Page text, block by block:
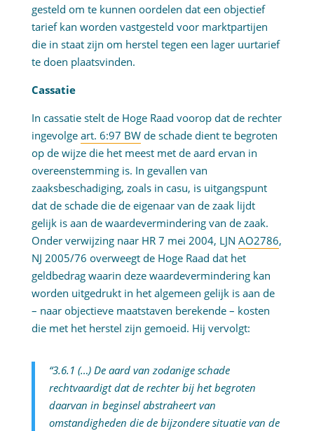
gesteld om te kunnen oordelen dat een objectief
tarief kan worden vastgesteld voor marktpartijen
die in staat zijn om herstel tegen een lager uurtarief
te doen plaatsvinden.
Cassatie
In cassatie stelt de Hoge Raad voorop dat de rechter
ingevolge art. 6:97 BWde schade dient te begroten
op de wijze die het meest met de aard ervan in
overeenstemming is. In gevallen van
zaaksbeschadiging, zoals in casu, is uitgangspunt
dat de schade die de eigenaar van de zaak lijdt
gelijk is aan de waardevermindering van de zaak.
Onder verwijzing naar HR 7 mei 2004, LJN AO2786,
NJ 2005/76 overweegt de Hoge Raad dat het
geldbedrag waarin deze waardevermindering kan
worden uitgedrukt in het algemeen gelijk is aan de
– naar objectieve maatstaven berekende – kosten
die met het herstel zijn gemoeid. Hij vervolgt:
“3.6.1 (…) De aard van zodanige schade
rechtvaardigt dat de rechter bij het begroten
daarvan in beginsel abstraheert van
omstandigheden die de bijzondere situatie van de